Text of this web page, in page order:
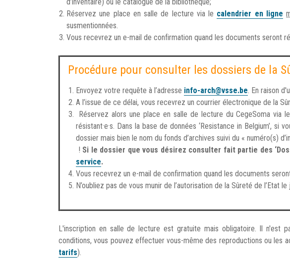
Réservez une place en salle de lecture via le calendrier en ligne
susmentionnées.
Vous recevrez un e-mail de confirmation quand les documents seront
Procédure pour consulter les dossiers de la
Envoyez votre requête à l’adresse info-arch@vsse.be. En raison
A l’issue de ce délai, vous recevrez un courrier électronique de la
Réservez alors une place en salle de lecture du CegeSoma via le
résistant·e·s. Dans la base de données ‘Resistance in Belgium’,
dossier mais bien le nom du fonds d’archives suivi du « numéro(s)
! Si le dossier que vous désirez consulter fait partie des
service.
Vous recevrez un e-mail de confirmation quand les documents
N’oubliez pas de vous munir de l’autorisation de la Sûreté de l’Etat
L'inscription en salle de lecture est gratuite mais obligatoire. Il n'est
conditions, vous pouvez effectuer vous-même des reproductions ou les
tarifs).